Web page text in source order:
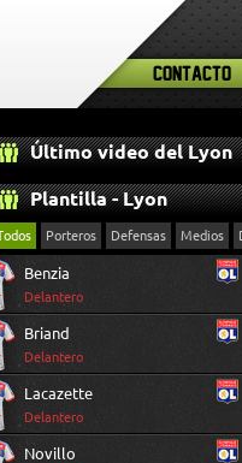
Contacto
Último video del Lyon
Plantilla - Lyon
Porteros Defensas Medios
Benzia
Delantero
Briand
Delantero
Lacazette
Delantero
Novillo